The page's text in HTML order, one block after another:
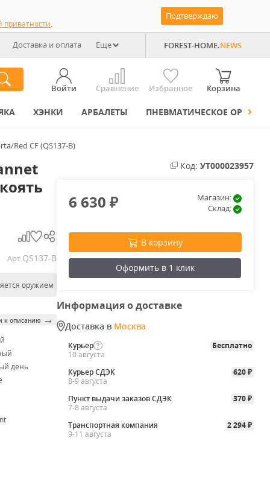
приватности.
Подтверждаю
Доставка и оплата Еще FOREST-HOME.NEWS
Войти Сравнение Избранное Корзина
ХЭНКИ АРБАЛЕТЫ ПНЕВМАТИЧЕСКОЕ ОРУЖИЕ
Red CF (QS137-B)
Арт.QS137-B
оружием
к описанию →
день
Код: УТ000023957
6 630₽
Магазин:
Склад:
В корзину
Оформить в 1 клик
Информация о доставке
Доставка в Москва
Курьер
Бесплатно
10 августа
Курьер СДЭК
620 ₽
8-9 августа
Пункт выдачи заказов СДЭК
370 ₽
7-8 августа
Транспортная компания
2 294 ₽
9-11 августа